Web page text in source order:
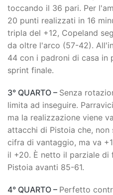
toccando il 36 pari. Per
20 punti realizzati in 16
tripla del +12, Copeland
da oltre l'arco (57-42).
44 con i padroni di casa in
sprint finale.
3° QUARTO – Senza
limita ad inseguire.
ma la realizzazione viene
attacchi di Pistoia che,
cifra di vantaggio, ma va
il +20. È netto il parziale
Pistoia avanti 85-61.
4° QUARTO – Perfetto